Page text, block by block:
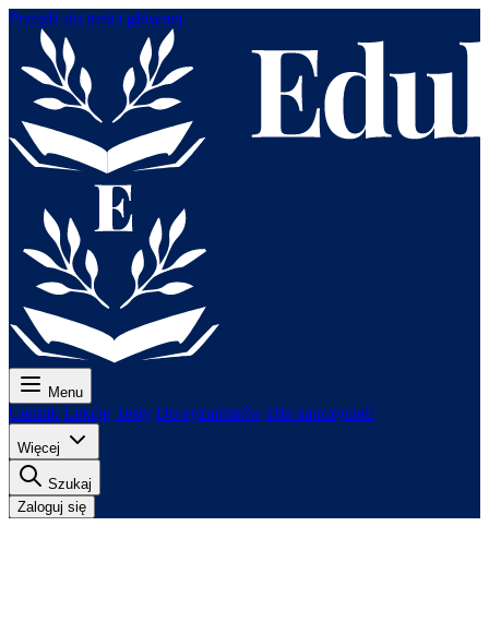
Przejdź do treści głównej
Menu
Cennik Lekcje Testy Do egzaminów Dla nauczycieli
Więcej
Szukaj
Zaloguj się